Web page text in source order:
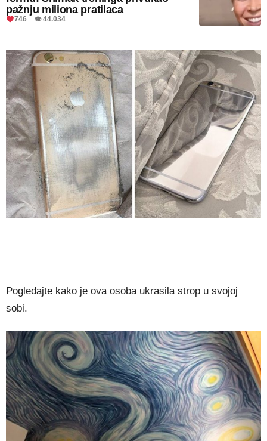
pažnju miliona pratilaca
746 👁 44.034
Pogledajte kako je ova osoba ukrasila strop u svojoj
sobi.